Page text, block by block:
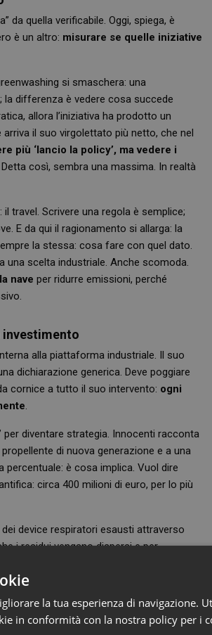
da quella verificabile. Oggi, spiega, è
è un altro: misurare se quelle iniziative
si smaschera: una
la differenza è vedere cosa succede
allora l’iniziativa ha prodotto un
il suo virgolettato più netto, che nel
più ‘lancio la policy’, ma vedere i
Detta così, sembra una massima. In realtà
travel. Scrivere una regola è semplice;
E da qui il ragionamento si allarga: la
la stessa: cosa fare con quel dato.
una scelta industriale. Anche scomoda.
nave per ridurre emissioni, perché
investimento
alla piattaforma industriale. Il suo
dichiarazione generica. Deve poggiare
cornice a tutto il suo intervento: ogni
.
per diventare strategia. Innocenti racconta
di nuova generazione e a una
percentuale: è cosa implica. Vuol dire
circa 400 milioni di euro, per lo più
device respiratori esausti attraverso
i residui vengano dispersi e per
si organizza, con costi e complessità,
al 2035, presentato come timeline
“science based”. Anche qui, il
la tua esperienza di navigazione.
in conformità con la nostra policy per i